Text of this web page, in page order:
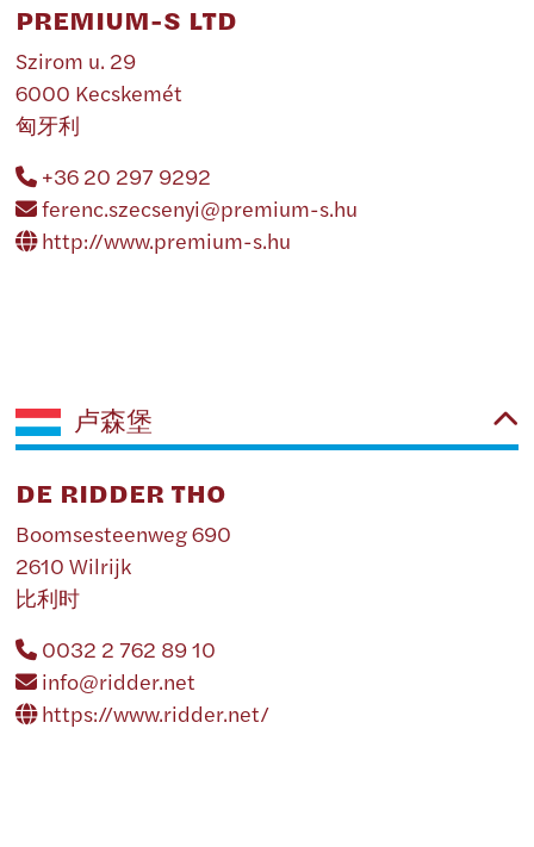
PREMIUM-S LTD
Szirom u. 29
6000 Kecskemét
匈牙利
+36 20 297 9292
ferenc.szecsenyi@premium-s.hu
http://www.premium-s.hu
卢森堡
DE RIDDER THO
Boomsesteenweg 690
2610 Wilrijk
比利时
0032 2 762 89 10
info@ridder.net
https://www.ridder.net/